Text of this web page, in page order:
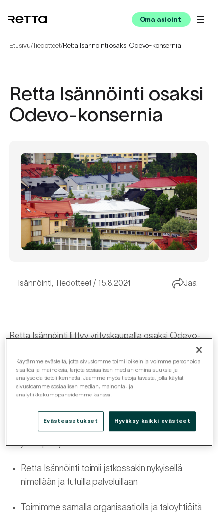
Oma asiointi
Etusivu/Tiedotteet/Retta Isännöinti osaksi Odevo-konsernia
Retta Isännöinti osaksi
Odevo-konsernia
Isännöinti, Tiedotteet 15.8.2024 Jaa
Retta Isännöinti liittyy yrityskaupalla osaksi Odevo-
jälkeen itsenäisenä toimijana Suomen markkinoilla ja
keskitymme tarjoamaan taloyhtiöille ensiluokkaisia
isännöintipalveluita. Kaupalla ei ole vaikutusta
Retta Isännöinti toimii jatkossakin nykyisellä
nimellään ja tutuilla palveluillaan
Toimimme samalla organisaatiolla ja taloyhtiöitä
Käytämme evästeitä, jotta sivustomme toimii oikein ja voimme personoida
sisältöä ja mainoksia, tarjota sosiaalisen median ominaisuuksia ja
analysoida tietoliikennettä. Jaamme myös tietoja tavasta, jolla käytät
sivustoamme sosiaalisen median, mainonta- ja
analytiikkakumppaneidemme kanssa.
Evästeasetukset Hyväksy kaikki evästeet